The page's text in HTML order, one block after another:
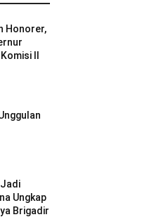
Honorer,
II
Jadi
Ungkap
Brigadir